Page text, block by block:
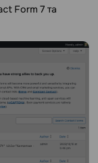
Form 7 та